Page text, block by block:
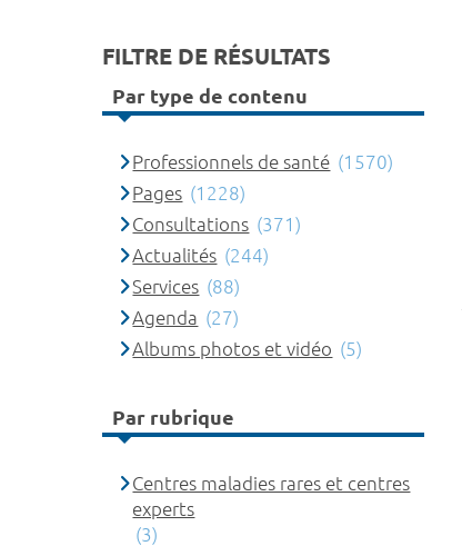
FILTRE DE RÉSULTATS
Par type de contenu
Professionnels de santé (1570)
Pages (1228)
Consultations (371)
Actualités (244)
Services (88)
Agenda (27)
Albums photos et vidéo (5)
Par rubrique
Centres maladies rares et centres
experts
(3)